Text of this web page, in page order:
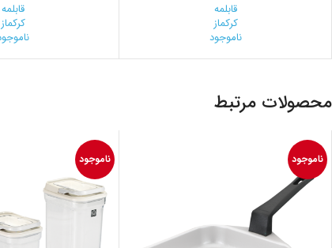
قابلمه
کرکماز
ناموجود
قابلمه
کرکماز
محصولات مرتبط
ناموجود ناموجود